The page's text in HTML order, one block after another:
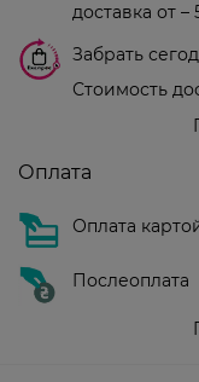
доставка от –
Забрать
Стоимость
Оплата
Оплата
Послеоплата